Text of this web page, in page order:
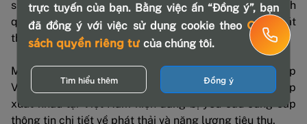
sức ép lớn từ các đối tác quốc tế trong việc chứng minh
quy trình sản xuất thân thiện với môi trường, giảm phát
thải carbon và sử dụng tài nguyên bền vững.
Một khảo sát của Liên đoàn Thương mại và Công nghiệp
Việt Nam (VCCI) chỉ ra rằng có tới 65% doanh nghiệp
xuất khẩu tại Việt Nam hiện đang bị yêu cầu cung cấp
thông tin chi tiết về phát thải và năng lượng tiêu thụ.
trực tuyến của bạn. Bằng việc ấn “Đồng ý”, bạn
đã đồng ý với việc sử dụng cookie theo Chính
sách quyền riêng tư của chúng tôi.
Tìm hiểu thêm Đồng ý